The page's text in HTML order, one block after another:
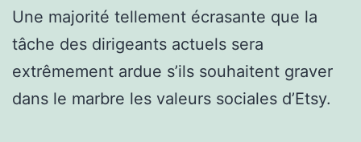
Une majorité tellement écrasante que la
tâche des dirigeants actuels sera
extrêmement ardue s’ils souhaitent graver
dans le marbre les valeurs sociales d’Etsy.